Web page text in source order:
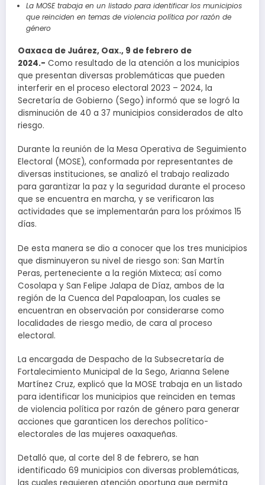
La MOSE trabaja en un listado para identificar los municipios
que reinciden en temas de violencia política por razón de
género
Oaxaca de Juárez, Oax., 9 de febrero de
2024.- Como resultado de la atención a los municipios
que presentan diversas problemáticas que pueden
interferir en el proceso electoral 2023 – 2024, la
Secretaría de Gobierno (Sego) informó que se logró la
disminución de 40 a 37 municipios considerados de alto
riesgo.
Durante la reunión de la Mesa Operativa de Seguimiento
Electoral (MOSE), conformada por representantes de
diversas instituciones, se analizó el trabajo realizado
para garantizar la paz y la seguridad durante el proceso
que se encuentra en marcha, y se verificaron las
actividades que se implementarán para los próximos 15
días.
De esta manera se dio a conocer que los tres municipios
que disminuyeron su nivel de riesgo son: San Martín
Peras, perteneciente a la región Mixteca; así como
Cosolapa y San Felipe Jalapa de Díaz, ambos de la
región de la Cuenca del Papaloapan, los cuales se
encuentran en observación por considerarse como
localidades de riesgo medio, de cara al proceso
electoral.
La encargada de Despacho de la Subsecretaría de
Fortalecimiento Municipal de la Sego, Arianna Selene
Martínez Cruz, explicó que la MOSE trabaja en un listado
para identificar los municipios que reinciden en temas
de violencia política por razón de género para generar
acciones que garanticen los derechos político-
electorales de las mujeres oaxaqueñas.
Detalló que, al corte del 8 de febrero, se han
identificado 69 municipios con diversas problemáticas,